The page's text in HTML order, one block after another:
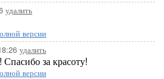
удалить
версии
удалить
за красоту!
версии